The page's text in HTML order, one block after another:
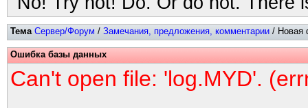
Тема Сервер/Форум / Замечания, предложения, комментарии / Новая
Ошибка базы данных
Can't open file: 'log.MYD'.